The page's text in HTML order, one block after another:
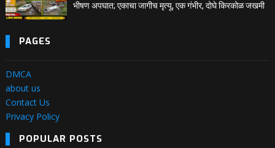
भीषण अपघात; एकाचा जागीच मृत्यू, एक गंभीर, दोघे किरकोळ जखमी
PAGES
DMCA
about us
Contact Us
Privacy Policy
POPULAR POSTS